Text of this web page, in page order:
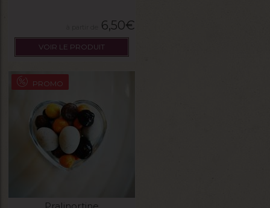
6,50€
VOIR LE PRODUIT
PROMO